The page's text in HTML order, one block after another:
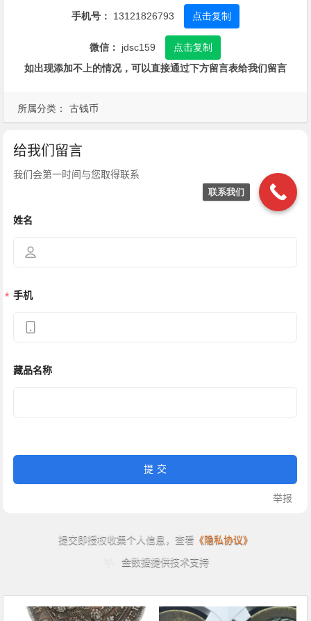
所属分类： 古钱币
手机号： 13121826793 点击复制
微信： jdsc159
点击复制
如出现添加不上的情况，可以直接通过下方留言表给我们留言
联系我们